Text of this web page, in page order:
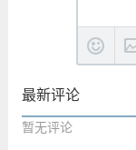
最新评论
暂无评论